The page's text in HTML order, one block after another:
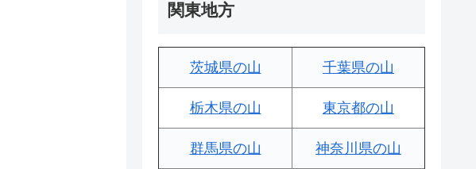
関東地方
茨城県の山 千葉県の山
栃木県の山 東京都の山
群馬県の山 神奈川県の山